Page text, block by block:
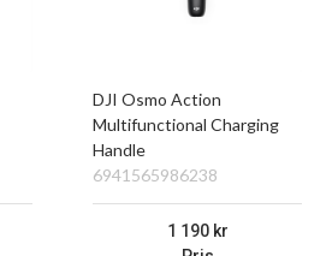
DJI Osmo Action
Multifunctional Charging
Handle
6941565986238
1 190